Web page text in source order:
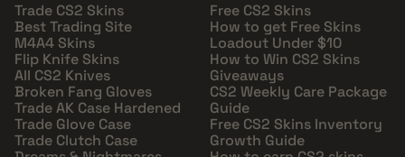
Trade CS2 Skins
Best Trading Site
M4A4 Skins
Flip Knife Skins
All CS2 Knives
Broken Fang Gloves
Trade AK Case Hardened
Trade Glove Case
Trade Clutch Case
Free CS2 Skins
How to get Free Skins
Loadout Under $10
How to Win CS2 Skins
Giveaways
CS2 Weekly Care Package
Guide
Free CS2 Skins Inventory
Growth Guide